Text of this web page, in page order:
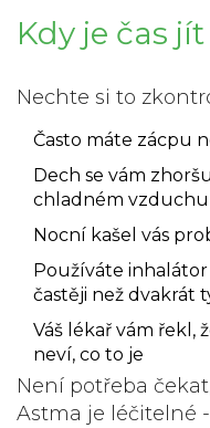
Kdy je čas
Nechte si to
Často máte zácpu
Dech se vám
chladném vzduchu
Nocní kašel vás
Používáte
častěji než dvakrát
Váš lékař vám řekl,
neví, co to je
Není potřeba
Astma je léčitelné